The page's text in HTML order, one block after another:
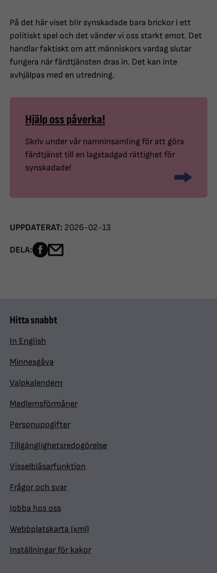
På det här viset blir synskadade bara brickor i ett
politiskt spel och det vänder vi oss starkt emot. Det
handlar faktiskt om att människors vardag slutar
fungera när färdtjänsten dras in. Det kan inte
avhjälpas med en utredning.
Hjälp oss påverka!
Skriv under vår namninsamling för att göra
färdtjänst till en lagstadgad rättighet för
synskadade!
UPPDATERAT: 2026-02-13
DELA: Dela sidan på Facebook
Hitta snabbt
In English
Minnesgåva
Valpkalendern
Medlemsförmåner
Personuppgifter
Tillgänglighetsredogörelse
Visselblåsarfunktion
Frågor och svar
Jobba hos oss
Webbplatskarta (xml)
Inställningar för kakor